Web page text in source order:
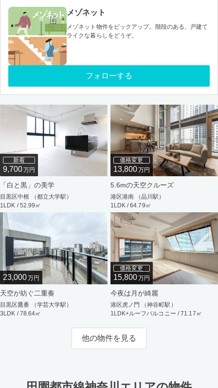
メゾネット
メゾネット物件をピックアップ。階段のある、戸建て
ライクな暮らしをどうぞ。
フォローする
新着
9,700万円
「白と黒」の美学
目黒区中根 （都立大学駅）
1LDK / 52.99㎡
価格変更
13,800万円
5.6mの天空クルーズ
港区港南 （品川駅）
1LDK / 64.79㎡
23,000万円
天空が紡ぐ二重奏
目黒区鷹番 （学芸大学駅）
3LDK / 78.64㎡
価格変更
15,800万円
今夜は月が綺麗
港区虎ノ門 （神谷町駅）
1LDK+ルーフバルコニー / 71.17㎡
他の物件を見る